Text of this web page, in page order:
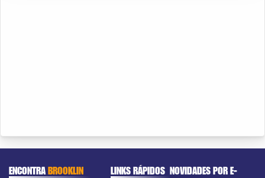
ENCONTRABROOKLIN LINKS RÁPIDOS NOVIDADES POR E-